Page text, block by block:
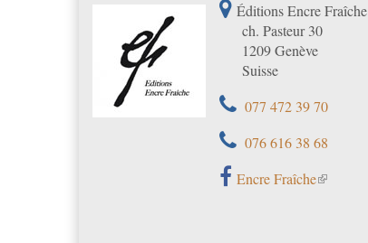
Éditions Encre Fraîche
ch. Pasteur 30
1209 Genève
Suisse
077 472 39 70
076 616 38 68
Encre Fraîche